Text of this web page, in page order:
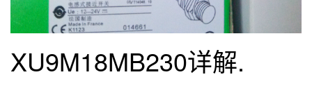
XU9M18MB230详解.